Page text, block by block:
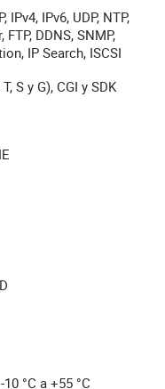
IPv6, UDP, NTP,
FTP, DDNS, SNMP,
IP Search, ISCSI
S y G), CGI y SDK
°C a +55 °C